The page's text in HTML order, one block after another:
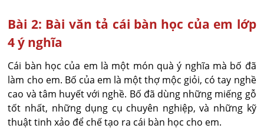
Bài 2: Bài văn tả cái bàn học của em lớp
4 ý nghĩa
Cái bàn học của em là một món quà ý nghĩa mà bố đã
làm cho em. Bố của em là một thợ mộc giỏi, có tay nghề
cao và tâm huyết với nghề. Bố đã dùng những miếng gỗ
tốt nhất, những dụng cụ chuyên nghiệp, và những kỹ
thuật tinh xảo để chế tạo ra cái bàn học cho em.